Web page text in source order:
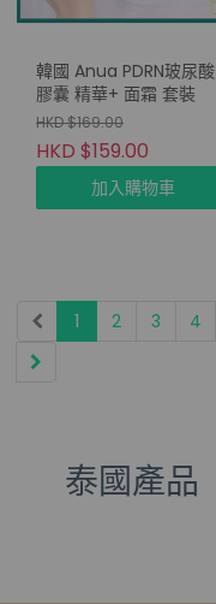
韓國 Anua PDRN玻尿酸
膠囊 精華+ 面霜 套裝
HKD $169.00
HKD $159.00
加入購物車
1 2 3 4
泰國產品